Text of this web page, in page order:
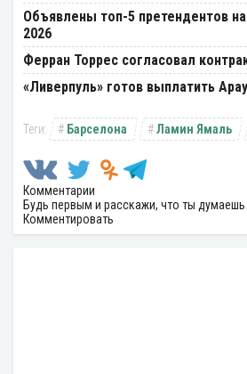
Объявлены топ-5 претендентов
2026
Ферран Торрес согласовал
«Ливерпуль» готов выплатить
Барселона Ламин Ямаль
Комментарии
Будь первым и расскажи, что ты думаешь
Комментировать